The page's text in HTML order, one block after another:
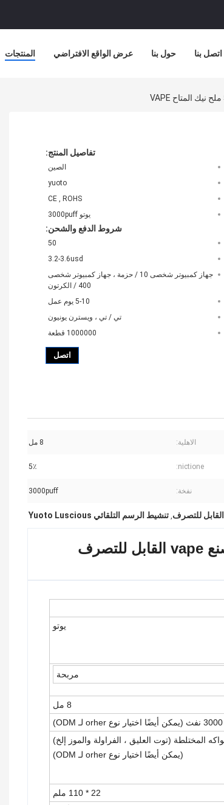
المنتجات عرض الواقع الافتراضي حول بنا اتصل بنا
تفاصيل المنتج:
الصين
yuoto
CE , ROHS
يوتو 3000puff
شروط الدفع والشحن:
50
3.2-3.6usd
جهاز كمبيوتر شخصى 10 / حزمة ، جهاز كمبيوتر شخصى
400 / الكرتون
5-10 يوم عمل
تي / تي ، ويسترن يونيون
1000000 قطعة
اتصل
الاهلية: 8 مل
nictione: 5٪
نفخة: 3000puff
, تنشيط الرسم التلقائي Yuoto Luscious
يوتو
مربحة
8 مل
3000 نفث (يمكن أيضًا اختيار نوع orher لـ ODM)
(يمكن أيضًا اختيار نوع orher لـ ODM)
22 * 110 ملم